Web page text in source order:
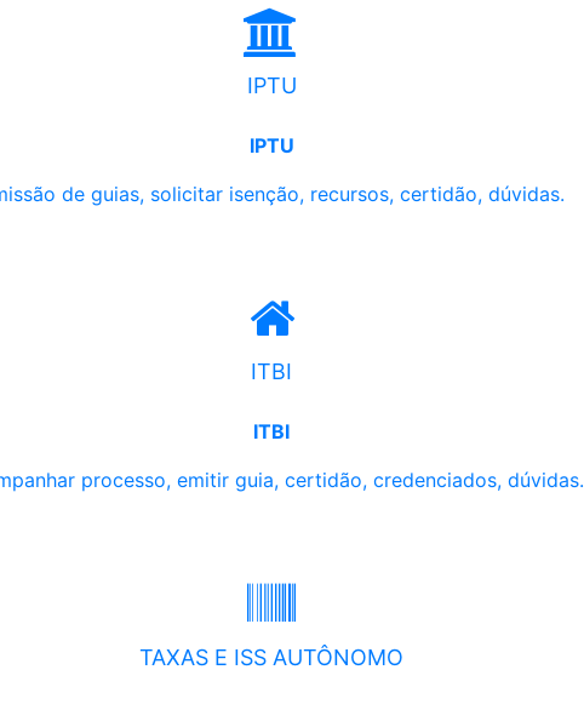
IPTU
IPTU
de guias, solicitar isenção, recursos, certidão, dúvidas.
ITBI
ITBI
processo, emitir guia, certidão, credenciados, dúvidas.
TAXAS E ISS AUTÔNOMO